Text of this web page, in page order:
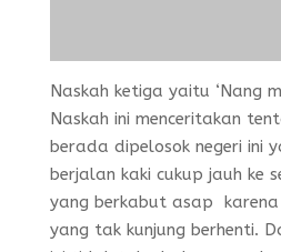
Naskah ketiga yaitu ‘Nang
Naskah ini menceritakan
berada dipelosok negeri ini
berjalan kaki cukup jauh ke
yang berkabut asap
yang tak kunjung berhenti.